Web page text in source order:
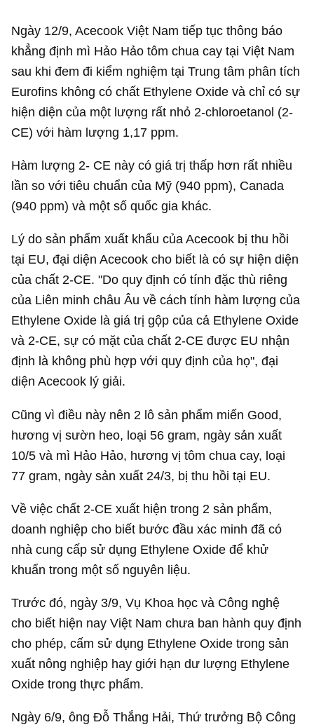
Ngày 12/9, Acecook Việt Nam tiếp tục thông báo
khẳng định mì Hảo Hảo tôm chua cay tại Việt Nam
sau khi đem đi kiểm nghiệm tại Trung tâm phân tích
Eurofins không có chất Ethylene Oxide và chỉ có sự
hiện diện của một lượng rất nhỏ 2-chloroetanol (2-
CE) với hàm lượng 1,17 ppm.
Hàm lượng 2- CE này có giá trị thấp hơn rất nhiều
lần so với tiêu chuẩn của Mỹ (940 ppm), Canada
(940 ppm) và một số quốc gia khác.
Lý do sản phẩm xuất khẩu của Acecook bị thu hồi
tại EU, đại diện Acecook cho biết là có sự hiện diện
của chất 2-CE. "Do quy định có tính đặc thù riêng
của Liên minh châu Âu về cách tính hàm lượng của
Ethylene Oxide là giá trị gộp của cả Ethylene Oxide
và 2-CE, sự có mặt của chất 2-CE được EU nhận
định là không phù hợp với quy định của họ", đại
diện Acecook lý giải.
Cũng vì điều này nên 2 lô sản phẩm miến Good,
hương vị sườn heo, loại 56 gram, ngày sản xuất
10/5 và mì Hảo Hảo, hương vị tôm chua cay, loại
77 gram, ngày sản xuất 24/3, bị thu hồi tại EU.
Về việc chất 2-CE xuất hiện trong 2 sản phẩm,
doanh nghiệp cho biết bước đầu xác minh đã có
nhà cung cấp sử dụng Ethylene Oxide để khử
khuẩn trong một số nguyên liệu.
Trước đó, ngày 3/9, Vụ Khoa học và Công nghệ
cho biết hiện nay Việt Nam chưa ban hành quy định
cho phép, cấm sử dụng Ethylene Oxide trong sản
xuất nông nghiệp hay giới hạn dư lượng Ethylene
Oxide trong thực phẩm.
Ngày 6/9, ông Đỗ Thắng Hải, Thứ trưởng Bộ Công